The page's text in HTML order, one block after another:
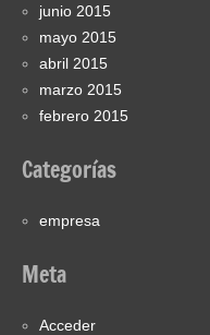
junio 2015
mayo 2015
abril 2015
marzo 2015
febrero 2015
Categorías
empresa
Meta
Acceder